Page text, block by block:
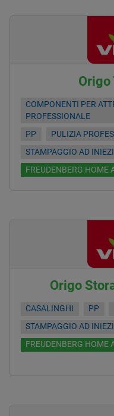
COMPONENTI PER
PROFESSIONALE
PP
PULIZIA
STAMPAGGIO AD
FREUDENBERG HOME
Origo
CASALINGHI PP
STAMPAGGIO AD
FREUDENBERG HOME